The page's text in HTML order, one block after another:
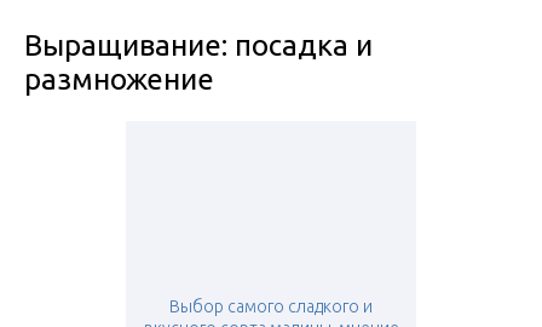
Выращивание: посадка и
размножение
Выбор самого сладкого и